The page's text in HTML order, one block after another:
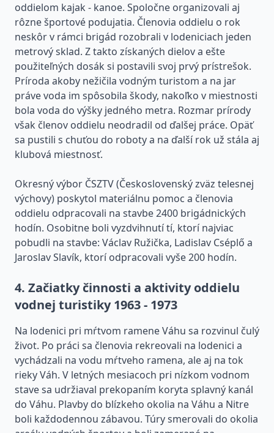
oddielom kajak - kanoe. Spoločne organizovali aj
rôzne športové podujatia. Členovia oddielu o rok
neskôr v rámci brigád rozobrali v lodeniciach jeden
metrový sklad. Z takto získaných dielov a ešte
použiteľných dosák si postavili svoj prvý prístrešok.
Príroda akoby nežičila vodným turistom a na jar
práve voda im spôsobila škody, nakoľko v miestnosti
bola voda do výšky jedného metra. Rozmar prírody
však členov oddielu neodradil od ďalšej práce. Opäť
sa pustili s chuťou do roboty a na ďalší rok už stála aj
klubová miestnosť.
Okresný výbor ČSZTV (Československý zväz telesnej
výchovy) poskytol materiálnu pomoc a členovia
oddielu odpracovali na stavbe 2400 brigádnických
hodín. Osobitne boli vyzdvihnutí tí, ktorí najviac
pobudli na stavbe: Václav Ružička, Ladislav Cséplő a
Jaroslav Slavík, ktorí odpracovali vyše 200 hodín.
4. Začiatky činnosti a aktivity oddielu
vodnej turistiky 1963 - 1973
Na lodenici pri mŕtvom ramene Váhu sa rozvinul čulý
život. Po práci sa členovia rekreovali na lodenici a
vychádzali na vodu mŕtveho ramena, ale aj na tok
rieky Váh. V letných mesiacoch pri nízkom vodnom
stave sa udržiaval prekopaním koryta splavný kanál
do Váhu. Plavby do blízkeho okolia na Váhu a Nitre
boli každodennou zábavou. Túry smerovali do okolia